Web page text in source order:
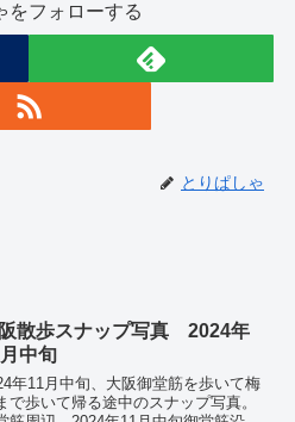
をフォローする
とりぱしゃ
散歩スナップ写真 2024年
中旬
年11月中旬、大阪御堂筋を歩いて梅
で歩いて帰る途中のスナップ写真。